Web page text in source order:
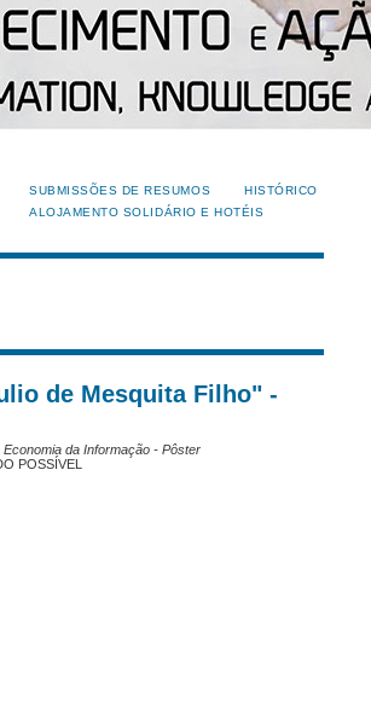
SUBMISSÕES DE RESUMOS
HISTÓRICO
ALOJAMENTO SOLIDÁRIO E HOTÉIS
de Mesquita Filho" -
da Informação - Pôster
POSSÍVEL